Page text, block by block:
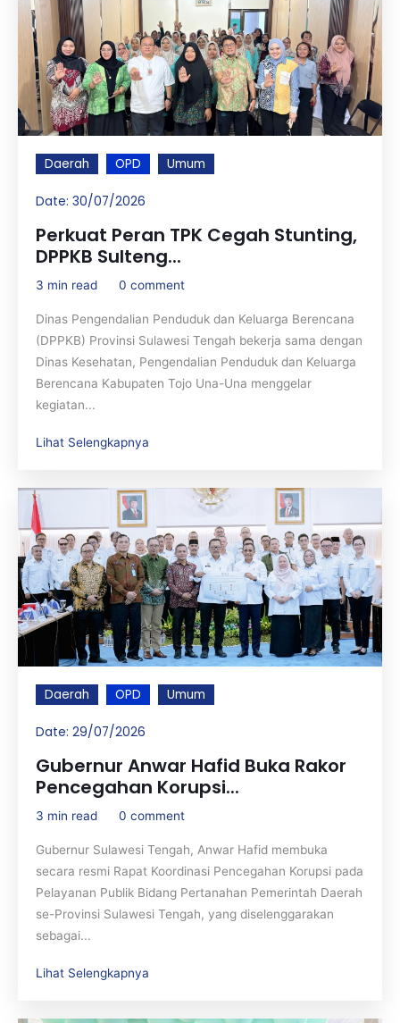
Daerah OPD Umum
Date: 30/07/2026
Perkuat Peran TPK Cegah Stunting,
DPPKB Sulteng...
3 min read 0 comment
Dinas Pengendalian Penduduk dan Keluarga Berencana
(DPPKB) Provinsi Sulawesi Tengah bekerja sama dengan
Dinas Kesehatan, Pengendalian Penduduk dan Keluarga
Berencana Kabupaten Tojo Una-Una menggelar
kegiatan...
Lihat Selengkapnya
Daerah OPD Umum
Date: 29/07/2026
Gubernur Anwar Hafid Buka Rakor
Pencegahan Korupsi...
3 min read 0 comment
Gubernur Sulawesi Tengah, Anwar Hafid membuka
secara resmi Rapat Koordinasi Pencegahan Korupsi pada
Pelayanan Publik Bidang Pertanahan Pemerintah Daerah
se-Provinsi Sulawesi Tengah, yang diselenggarakan
sebagai...
Lihat Selengkapnya